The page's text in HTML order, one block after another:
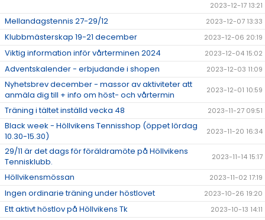
2023-12-17 13:21
Mellandagstennis 27-29/12 2023-12-07 13:33
Klubbmästerskap 19-21 december 2023-12-06 20:19
Viktig information inför vårterminen 2024 2023-12-04 15:02
Adventskalender - erbjudande i shopen 2023-12-03 11:09
Nyhetsbrev december - massor av aktiviteter att
anmäla dig till + info om höst- och vårtermin
2023-12-01 10:59
Träning i tältet inställd vecka 48 2023-11-27 09:51
Black week - Höllvikens Tennisshop (öppet lördag
10.30-15.30)
2023-11-20 16:34
29/11 är det dags för föräldramöte på Höllvikens
Tennisklubb.
2023-11-14 15:17
Höllvikensmössan 2023-11-02 17:19
Ingen ordinarie träning under höstlovet 2023-10-26 19:20
Ett aktivt höstlov på Höllvikens Tk
2023-10-13 14:11